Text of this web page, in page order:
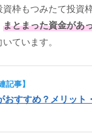
枠もつみたて投資
まとまった資金があ
ています。
記事】
おすすめ？メリット